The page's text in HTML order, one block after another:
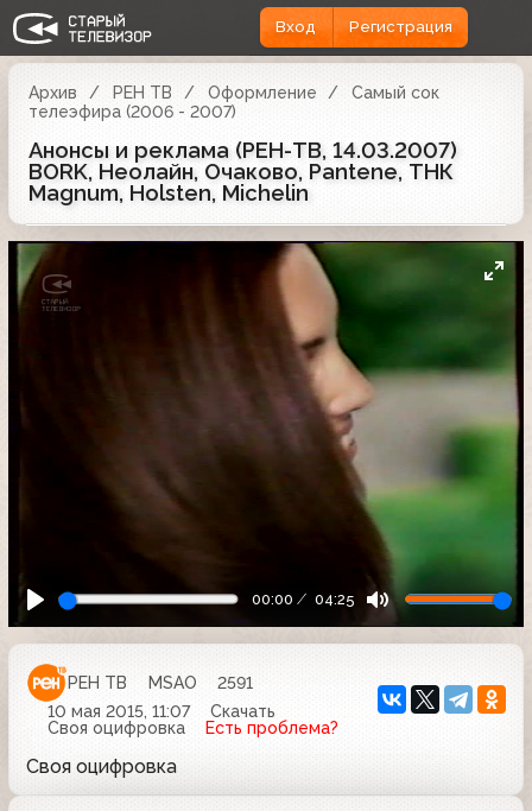
Вход Регистрация
Архив РЕН ТВ Оформление
Самый сок
телеэфира (2006 - 2007)
Анонсы и реклама (РЕН-ТВ, 14.03.2007)
BORK, Неолайн, Очаково, Pantene, ТНК
Magnum, Holsten, Michelin
00:00 04:25
РЕН ТВ MSAO
2591
10 мая 2015, 11:07
Скачать
Своя оцифровка
Есть проблема?
Своя оцифровка